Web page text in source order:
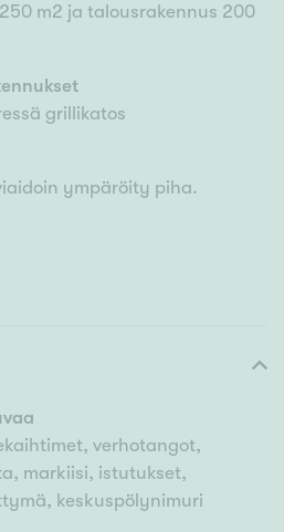
m2 ja talousrakennus 200
grillikatos
ympäröity piha.
verhotangot,
markiisi, istutukset,
keskuspölynimuri